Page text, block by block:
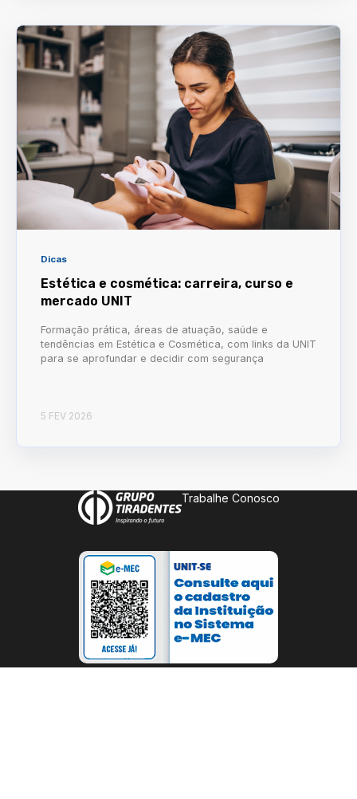
Dicas
Estética e cosmética: carreira, curso e
mercado UNIT
Formação prática, áreas de atuação, saúde e
tendências em Estética e Cosmética, com links da UNIT
para se aprofundar e decidir com segurança
5 FEV 2026
Trabalhe Conosco